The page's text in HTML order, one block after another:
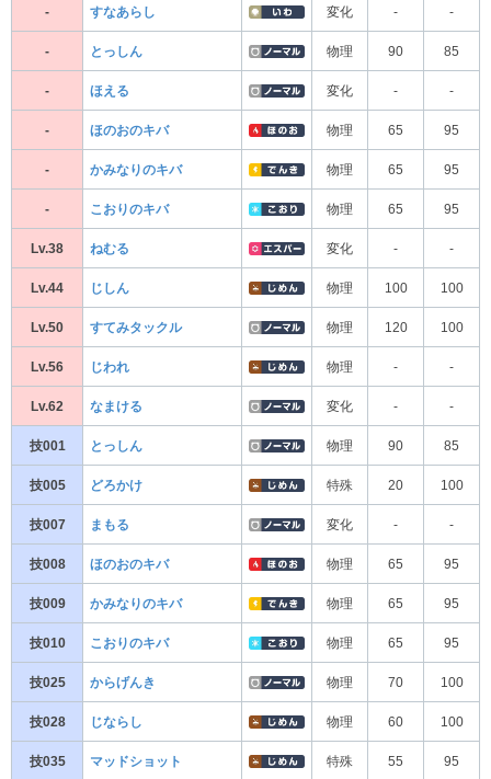
- すなあらし 変化 - -
- とっしん 物理 90 85
- ほえる 変化 - -
- ほのおのキバ 物理 65 95
- かみなりのキバ 物理 65 95
- こおりのキバ 物理 65 95
Lv.38 ねむる 変化 - -
Lv.44 じしん 物理 100 100
Lv.50 すてみタックル 物理 120 100
Lv.56 じわれ 物理 - -
Lv.62 なまける 変化 - -
技001 とっしん 物理 90 85
技005 どろかけ 特殊 20 100
技007 まもる 変化 - -
技008 ほのおのキバ 物理 65 95
技009 かみなりのキバ 物理 65 95
技010 こおりのキバ 物理 65 95
技025 からげんき 物理 70 100
技028 じならし 物理 60 100
技035 マッドショット 特殊 55 95